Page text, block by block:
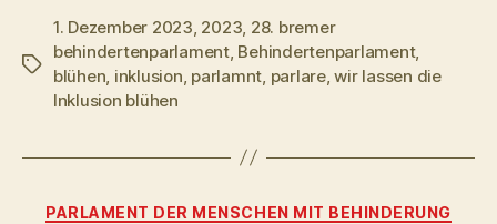
Schlagwörter
1. Dezember 2023, 2023, 28. bremer
behindertenparlament, Behindertenparlament,
blühen, inklusion, parlamnt, parlare,wir lassen die
Inklusion blühen
Kategorien
PARLAMENT DER MENSCHEN MIT BEHINDERUNG